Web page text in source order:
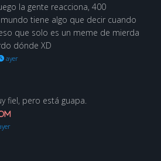
la gente reacciona, 400
tiene algo que decir cuando
que solo es un meme de mierda
dónde XD
ayer
fiel, pero está guapa.